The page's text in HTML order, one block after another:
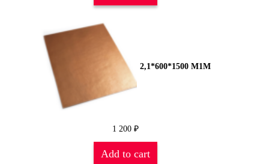
2,1*600*1500 М1М
1 200 ₽
Add to cart